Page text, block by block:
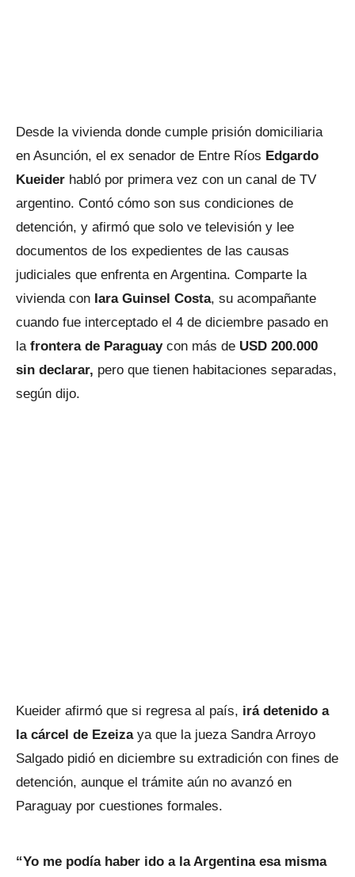
Desde la vivienda donde cumple prisión domiciliaria
en Asunción, el ex senador de Entre Ríos Edgardo
Kueider habló por primera vez con un canal de TV
argentino. Contó cómo son sus condiciones de
detención, y afirmó que solo ve televisión y lee
documentos de los expedientes de las causas
judiciales que enfrenta en Argentina. Comparte la
vivienda con Iara Guinsel Costa, su acompañante
cuando fue interceptado el 4 de diciembre pasado en
la frontera de Paraguay con más de USD 200.000
sin declarar, pero que tienen habitaciones separadas,
según dijo.
Kueider afirmó que si regresa al país, irá detenido a
la cárcel de Ezeiza ya que la jueza Sandra Arroyo
Salgado pidió en diciembre su extradición con fines de
detención, aunque el trámite aún no avanzó en
Paraguay por cuestiones formales.
“Yo me podía haber ido a la Argentina esa misma